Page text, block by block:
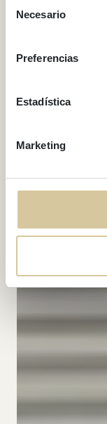
Necesario
Preferencias
Estadística
Marketing